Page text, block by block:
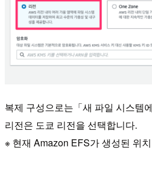
복제 구성으로는「새 파일 시스템
리전은 도쿄 리전을 선택합니다.
※ 현재 Amazon EFS가 생성된 위